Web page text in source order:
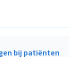
bij patiënten